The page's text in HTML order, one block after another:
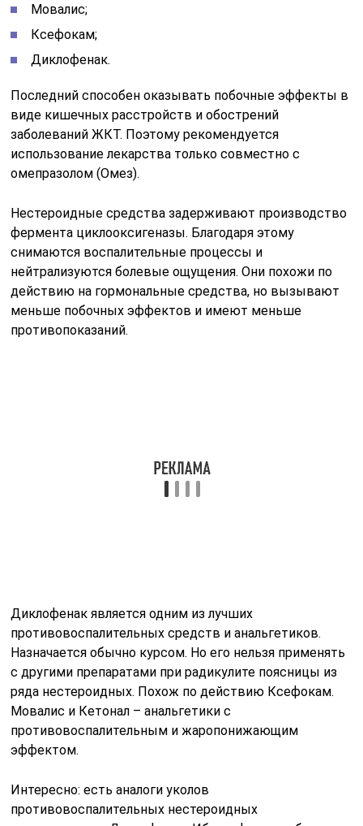
Мовалис;
Ксефокам;
Диклофенак.
Последний способен оказывать побочные эффекты в
виде кишечных расстройств и обострений
заболеваний ЖКТ. Поэтому рекомендуется
использование лекарства только совместно с
омепразолом (Омез).
Нестероидные средства задерживают производство
фермента циклооксигеназы. Благодаря этому
снимаются воспалительные процессы и
нейтрализуются болевые ощущения. Они похожи по
действию на гормональные средства, но вызывают
меньше побочных эффектов и имеют меньше
противопоказаний.
Диклофенак является одним из лучших
противовоспалительных средств и анальгетиков.
Назначается обычно курсом. Но его нельзя применять
с другими препаратами при радикулите поясницы из
ряда нестероидных. Похож по действию Ксефокам.
Мовалис и Кетонал – анальгетики с
противовоспалительным и жаропонижающим
эффектом.
Интересно: есть аналоги уколов
противовоспалительных нестероидных